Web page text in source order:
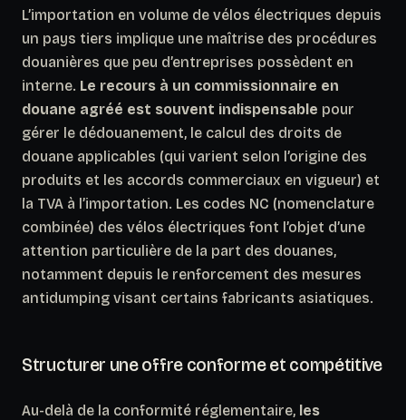
L’importation en volume de vélos électriques depuis
un pays tiers implique une maîtrise des procédures
douanières que peu d’entreprises possèdent en
interne. Le recours à un commissionnaire en
douane agréé est souvent indispensable pour
gérer le dédouanement, le calcul des droits de
douane applicables (qui varient selon l’origine des
produits et les accords commerciaux en vigueur) et
la TVA à l’importation. Les codes NC (nomenclature
combinée) des vélos électriques font l’objet d’une
attention particulière de la part des douanes,
notamment depuis le renforcement des mesures
antidumping visant certains fabricants asiatiques.
Structurer une offre conforme et compétitive
Au-delà de la conformité réglementaire, les